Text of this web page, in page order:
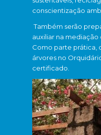
conscientização
Também serão
auxiliar na
Como parte prática,
árvores no
certificado.